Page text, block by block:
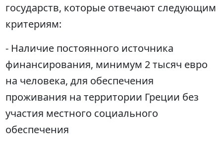
государств, которые отвечают следующим
критериям:
- Наличие постоянного источника
финансирования, минимум 2 тысяч евро
на человека, для обеспечения
проживания на территории Греции без
участия местного социального
обеспечения